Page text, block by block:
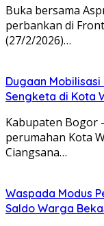
Buka bersama
perbankan di
(27/2/2026)…
Dugaan
Sengketa di Kota
Kabupaten Bogor
perumahan Kota
Ciangsana…
Waspada Modus
Saldo Warga